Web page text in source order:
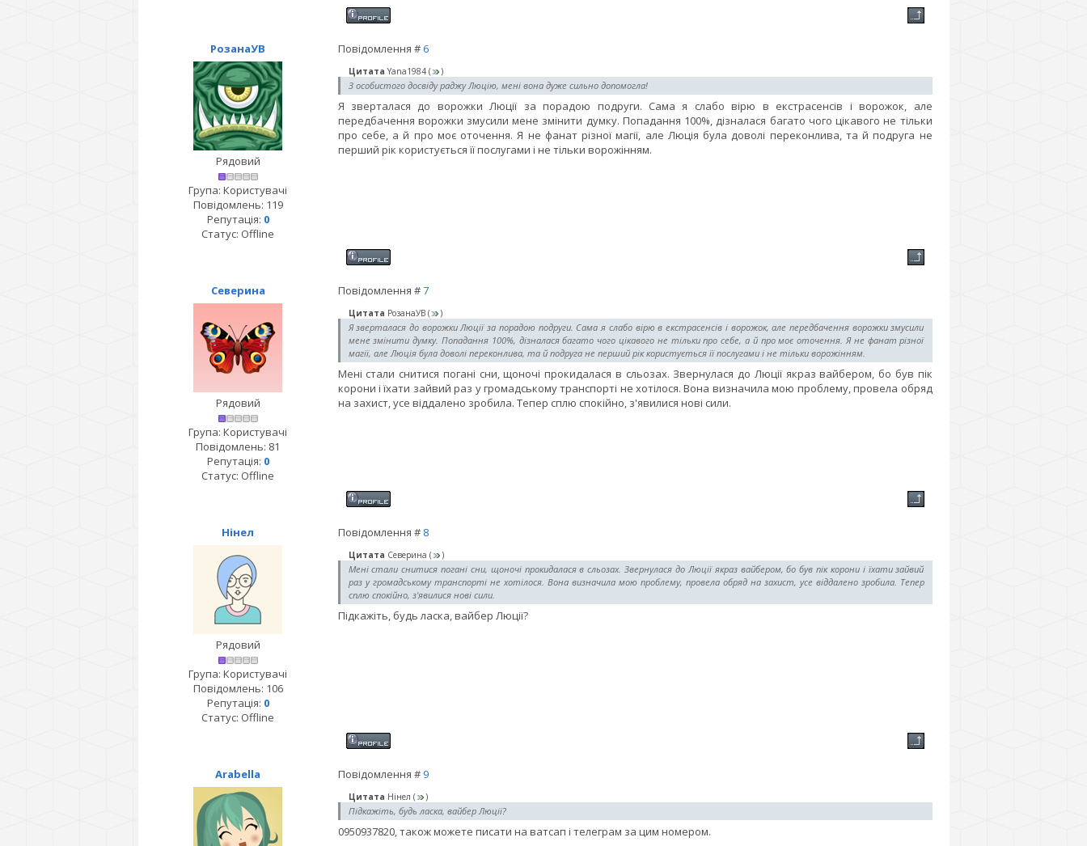
РозанаУВ Повідомлення # 6
Рядовий
Група: Користувачі
Повідомлень: 119
Репутація: 0
Статус: Offline
Цитата Yana1984( )
З особистого досвіду раджу Люцію, мені вона дуже сильно допомогла!
Я зверталася до ворожки Люції за порадою подруги. Сама я слабо вірю в екстрасенсів і ворожок, але
передбачення ворожки змусили мене змінити думку. Попадання 100%, дізналася багато чого цікавого не тільки
про себе, а й про моє оточення. Я не фанат різної магії, але Люція була доволі переконлива, та й подруга не
перший рік користується її послугами і не тільки ворожінням.
Северина Повідомлення #7
Рядовий
Група: Користувачі
Повідомлень: 81
Репутація: 0
Статус: Offline
Цитата РозанаУВ( )
Я зверталася до ворожки Люції за порадою подруги. Сама я слабо вірю в екстрасенсів і ворожок, але передбачення ворожки змусили
мене змінити думку. Попадання 100%, дізналася багато чого цікавого не тільки про себе, а й про моє оточення. Я не фанат різної
магії, але Люція була доволі переконлива, та й подруга не перший рік користується її послугами і не тільки ворожінням.
Мені стали снитися погані сни, щоночі прокидалася в сльозах. Звернулася до Люції якраз вайбером, бо був пік
корони і їхати зайвий раз у громадському транспорті не хотілося. Вона визначила мою проблему, провела обряд
на захист, усе віддалено зробила. Тепер сплю спокійно, з'явилися нові сили.
Нінел Повідомлення # 8
Рядовий
Група: Користувачі
Повідомлень: 106
Репутація: 0
Статус: Offline
Цитата Северина ( )
Мені стали снитися погані сни, щоночі прокидалася в сльозах. Звернулася до Люції якраз вайбером, бо був пік корони і їхати зайвий
раз у громадському транспорті не хотілося. Вона визначила мою проблему, провела обряд на захист, усе віддалено зробила. Тепер
сплю спокійно, з'явилися нові сили.
Підкажіть, будь ласка, вайбер Люції?
Arabella Повідомлення # 9
Цитата Нінел ( )
Підкажіть, будь ласка, вайбер Люції?
0950937820, також можете писати на ватсап і телеграм за цим номером.